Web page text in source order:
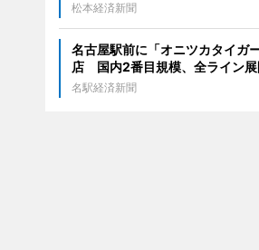
松本経済新聞
名古屋駅前に「オニツカタイガ
店 国内2番目規模、全ライン展
名駅経済新聞